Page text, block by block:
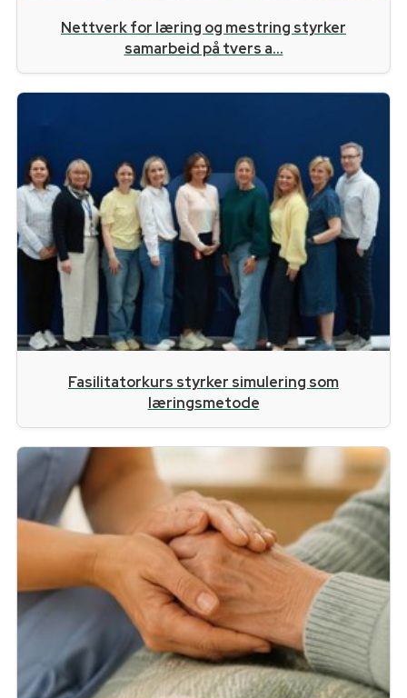
Nettverk for læring og mestring styrker
samarbeid på tvers a...
Fasilitatorkurs styrker simulering som
læringsmetode